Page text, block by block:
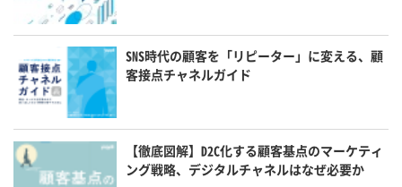
SNS時代の顧客を「リピーター」に変える、顧
客接点チャネルガイド
【徹底図解】D2C化する顧客基点のマーケティ
ング戦略、デジタルチャネルはなぜ必要か